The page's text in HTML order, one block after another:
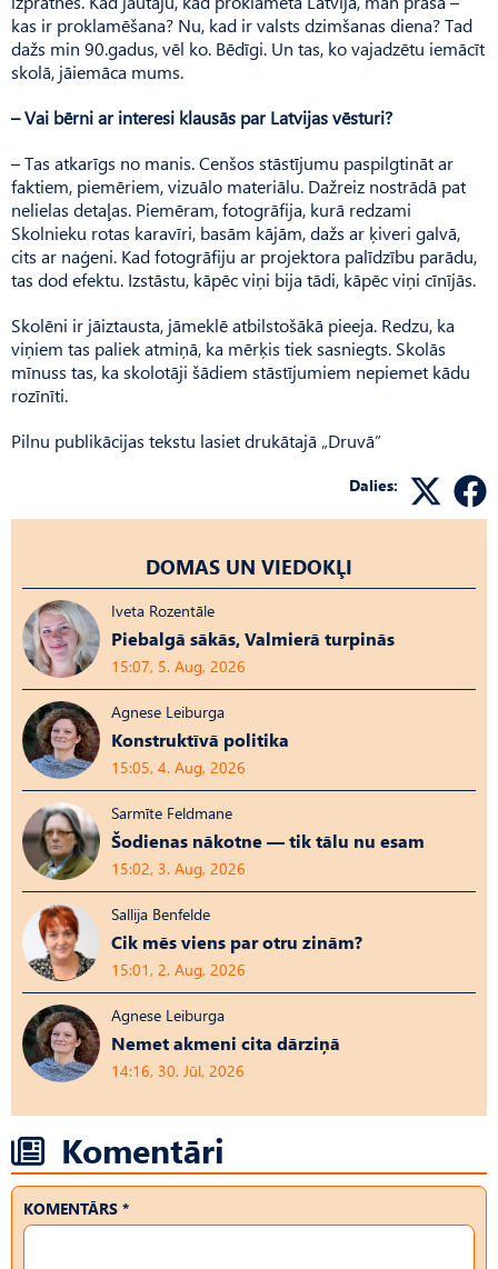
kas ir proklamēšana? Nu, kad ir valsts dzimšanas diena? Tad
dažs min 90.gadus, vēl ko. Bēdīgi. Un tas, ko vajadzētu iemācīt
skolā, jāiemāca mums.
– Vai bērni ar interesi klausās par Latvijas vēsturi?
– Tas atkarīgs no manis. Cenšos stāstījumu paspilgtināt ar
faktiem, piemēriem, vizuālo materiālu. Dažreiz nostrādā pat
nelielas detaļas. Piemēram, fotogrāfija, kurā redzami
Skolnieku rotas karavīri, basām kājām, dažs ar ķiveri galvā,
cits ar naģeni. Kad fotogrāfiju ar projektora palīdzību parādu,
tas dod efektu. Izstāstu, kāpēc viņi bija tādi, kāpēc viņi cīnījās.
Skolēni ir jāiztausta, jāmeklē atbilstošākā pieeja. Redzu, ka
viņiem tas paliek atmiņā, ka mērķis tiek sasniegts. Skolās
mīnuss tas, ka skolotāji šādiem stāstījumiem nepiemet kādu
rozīnīti.
Pilnu publikācijas tekstu lasiet drukātajā „Druvā”
Dalies:
DOMAS UN VIEDOKĻI
Iveta Rozentāle
Piebalgā sākās, Valmierā turpinās
15:07, 5. Aug, 2026
Agnese Leiburga
Konstruktīvā politika
15:05, 4. Aug, 2026
Sarmīte Feldmane
Šodienas nākotne — tik tālu nu esam
15:02, 3. Aug, 2026
Sallija Benfelde
Cik mēs viens par otru zinām?
15:01, 2. Aug, 2026
Agnese Leiburga
Nemet akmeni cita dārziņā
14:16, 30. Jūl, 2026
Komentāri
KOMENTĀRS *